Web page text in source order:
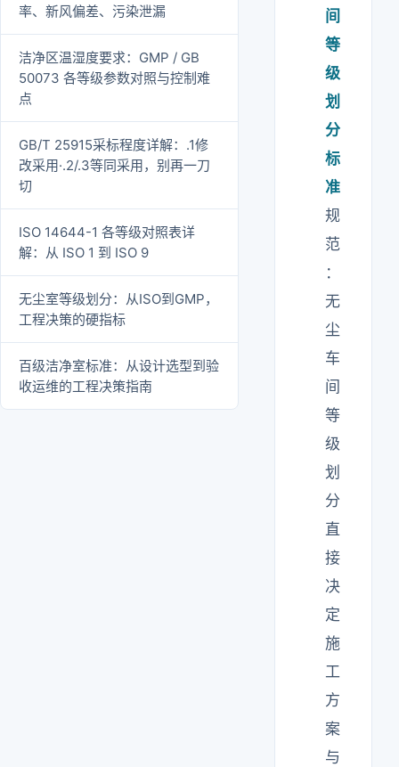
率、新风偏差、污染泄漏
洁净区温湿度要求：GMP / GB
50073 各等级参数对照与控制难
点
GB/T 25915采标程度详解：.1修
改采用·.2/.3等同采用，别再一刀
切
ISO 14644-1 各等级对照表详
解：从 ISO 1 到 ISO 9
无尘室等级划分：从ISO到GMP，
工程决策的硬指标
百级洁净室标准：从设计选型到验
收运维的工程决策指南
间
等
级
划
分
标
准
规
范
：
无
尘
车
间
等
级
划
分
直
接
决
定
施
工
方
案
与